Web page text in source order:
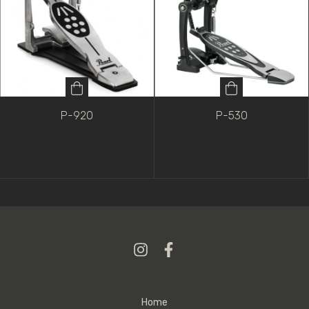
P-920 P-530
Home